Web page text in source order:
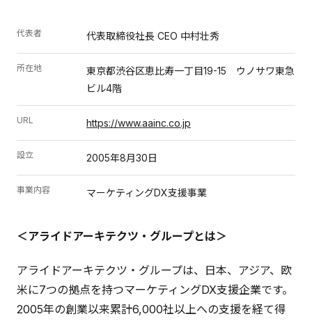
代表者 代表取締役社長 CEO 中村壮秀
所在地
東京都渋谷区恵比寿一丁目19-15 ウノサワ東急
ビル4階
URL https://www.aainc.co.jp
設立 2005年8月30日
事業内容 マーケティングDX支援事業
＜アライドアーキテクツ・グループとは＞
アライドアーキテクツ・グループは、日本、アジア、欧
米に7つの拠点を持つマーケティングDX支援企業です。
2005年の創業以来累計6,000社以上への支援を経て得